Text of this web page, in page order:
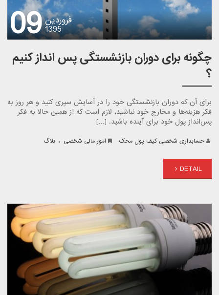
09فروردین
1395
چگونه برای دوران بازنشستگی پس انداز کنیم
؟
برای آن که دوران بازنشستگی خود را در آسایش سپری کنید و هر روز به
فکر هزینه‌ها و مخارج خود نباشید، لازم است که از همین حالا به فکر
پس‌انداز پول خود برای آینده باشید. […]
حسابداری شخصی کیف پول محک امور مالی شخصی . بلاگ
DETAIL